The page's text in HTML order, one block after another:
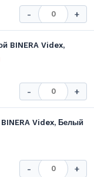
- +
BINERA Videx,
- +
Videx, Белый
- +